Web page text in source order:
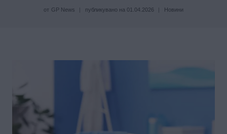
от GP News публикувано на 01.04.2026 Новини